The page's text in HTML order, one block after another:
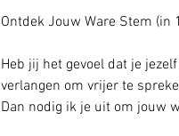
Ontdek Jouw Ware Stem (in
Heb jij het gevoel dat je
verlangen om vrijer te
Dan nodig ik je uit om jouw